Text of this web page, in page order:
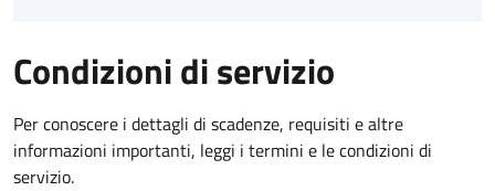
Condizioni di servizio
Per conoscere i dettagli di scadenze, requisiti e altre
informazioni importanti, leggi i termini e le condizioni di
servizio.